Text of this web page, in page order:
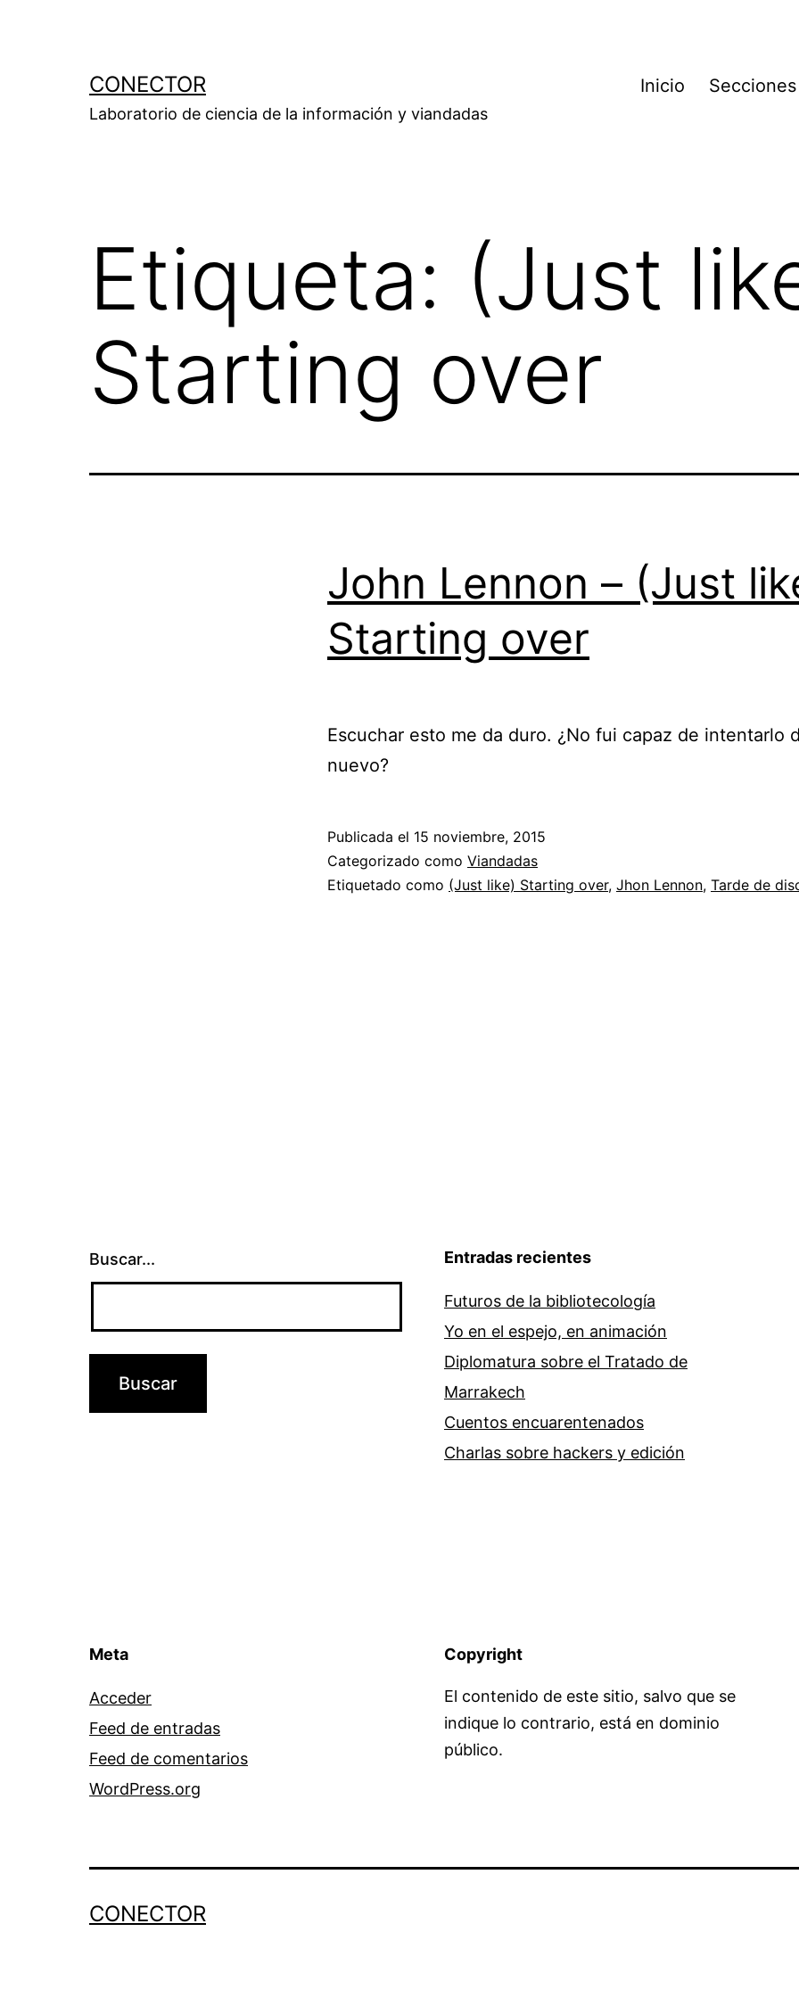
CONECTOR
Laboratorio de ciencia de la información y viandadas
Inicio Secciones
Etiqueta: (Just
Starting over
John Lennon – (Just
Starting over
Escuchar esto me da duro. ¿No fui capaz de intentarlo
nuevo?
Publicada el 15 noviembre, 2015
Categorizado como Viandadas
Etiquetado como (Just like) Starting over, Jhon Lennon, Tarde de
Buscar... Entradas recientes
Futuros de la bibliotecología
Yo en el espejo, en animación
Diplomatura sobre el Tratado de
Marrakech
Cuentos encuarentenados
Charlas sobre hackers y edición
Meta
Acceder
Feed de entradas
Feed de comentarios
WordPress.org
Copyright
El contenido de este sitio, salvo que se
indique lo contrario, está en dominio
público.
CONECTOR